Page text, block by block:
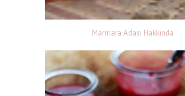
Marmara Adası Hakkında